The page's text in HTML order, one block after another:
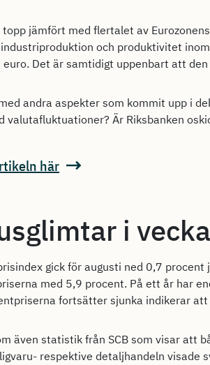
topp jämfört med flertalet av
och produktivitet
Det är samtidigt uppenbart att
andra aspekter som kommit upp i
valutafluktuationer? Är Riksbanken
här
i
gick för augusti ned 0,7
med 5,9 procent. På ett år har
fortsätter sjunka indikerar
även statistik från SCB som visar att
respektive detaljhandeln